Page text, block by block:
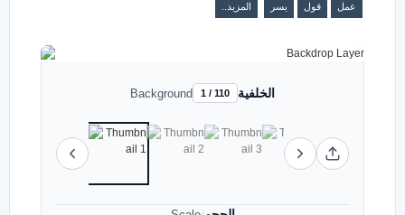
عمل قول يسر المزيد..
Background 1 / 110 الخلفية